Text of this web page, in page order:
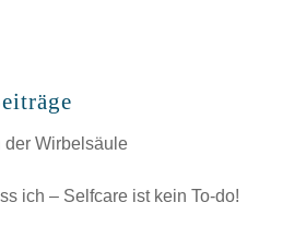
der Wirbelsäule
ich – Selfcare ist kein To-do!